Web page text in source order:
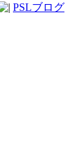
PSLブログ